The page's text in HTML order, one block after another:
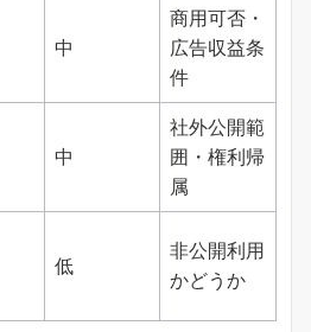
中
商用可否・
広告収益条
件
中
社外公開範
囲・権利帰
属
低
非公開利用
かどうか